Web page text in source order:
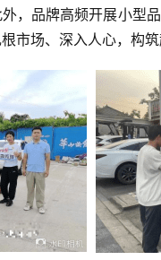
，品牌高频开展小型
市场、深入人心，构